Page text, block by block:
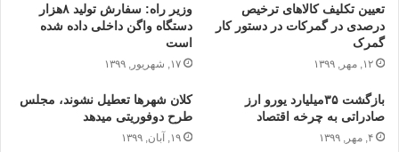
تعیین تکلیف کالاهای ترخیص
درصدی در گمرکات در دستور کار
گمرک
۱۲, مهر, ۱۳۹۹
وزیر راه: سفارش تولید ۸هزار
دستگاه واگن داخلی داده شده
است
۱۷, شهریور, ۱۳۹۹
بازگشت ۳۵میلیارد یورو ارز
صادراتی به چرخه اقتصاد
۴, مهر, ۱۳۹۹
کلان شهرها تعطیل نشوند، مجلس
طرح دوفوریتی می‎دهد
۱۹, آبان, ۱۳۹۹